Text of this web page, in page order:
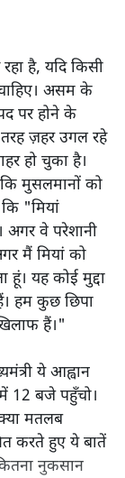
है, यदि किसी
असम के
पर होने के
ज़हर उगल रहे
हो चुका है।
कि मुसलमानों को
"मियां
अगर वे परेशानी
मैं मियां को
हूं। यह कोई मुद्दा
हम कुछ छिपा
हैं।"
ये आह्वान
12 बजे पहुँचो।
मतलब
करते हुए ये बातें
नुकसान